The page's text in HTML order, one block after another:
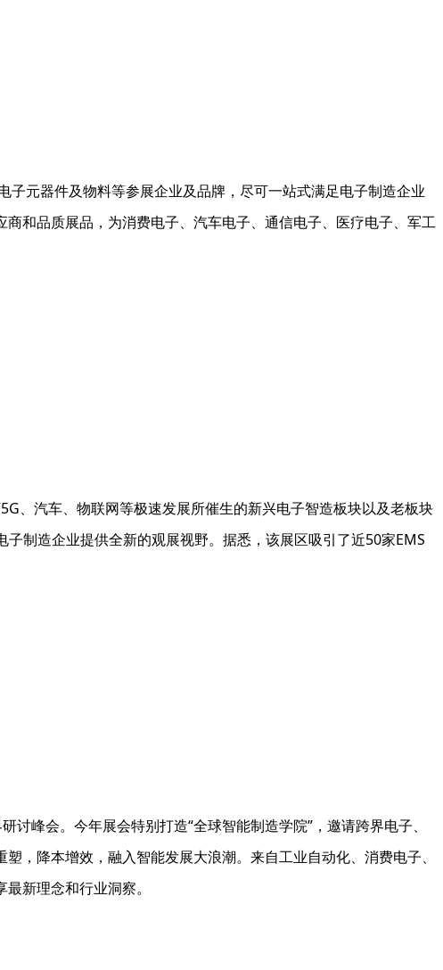
元器件及物料等参展企业及品牌，尽可一站式满足电子制造企业
和品质展品，为消费电子、汽车电子、通信电子、医疗电子、军工
、汽车、物联网等极速发展所催生的新兴电子智造板块以及老板块
制造企业提供全新的观展视野。据悉，该展区吸引了近50家EMS
峰会。今年展会特别打造“全球智能制造学院”，邀请跨界电子、
，降本增效，融入智能发展大浪潮。来自工业自动化、消费电子、
新理念和行业洞察。